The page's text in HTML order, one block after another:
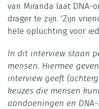
van Miranda laat DNA-
drager te zijn. 'Zijn
hele opluchting voor
In dit interview staan
mensen. Hiermee
interview geeft
keuzes die mensen
aandoeningen en